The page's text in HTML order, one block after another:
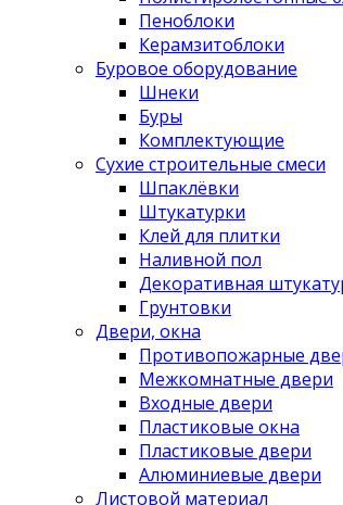
Пеноблоки
Керамзитоблоки
Буровое оборудование
Шнеки
Буры
Комплектующие
Сухие строительные смеси
Шпаклёвки
Штукатурки
Клей для плитки
Наливной пол
Декоративная
Грунтовки
Двери, окна
Противопожарные
Межкомнатные двери
Входные двери
Пластиковые окна
Пластиковые двери
Алюминиевые двери
Листовой материал